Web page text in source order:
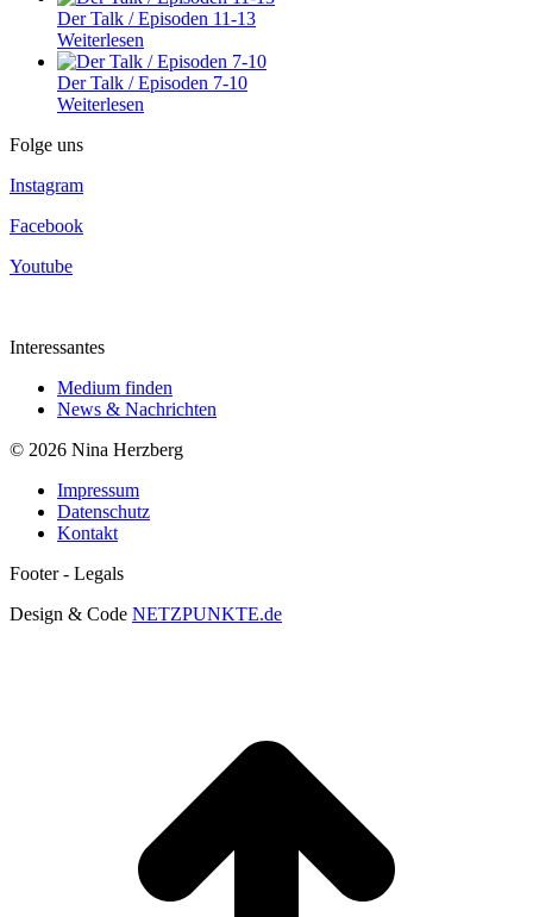
Der Talk / Episoden 11-13
Weiterlesen
Der Talk / Episoden 7-10
Weiterlesen
Folge uns
Instagram
Facebook
Youtube
Interessantes
Medium finden
News & Nachrichten
© 2026 Nina Herzberg
Impressum
Datenschutz
Kontakt
Footer - Legals
Design & Code NETZPUNKTE.de